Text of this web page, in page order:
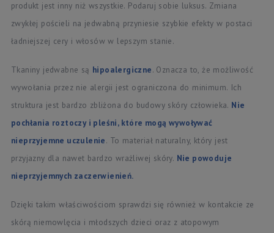
produkt jest inny niż wszystkie. Podaruj sobie luksus. Zmiana
zwykłej pościeli na jedwabną przyniesie szybkie efekty w postaci
ładniejszej cery i włosów w lepszym stanie.
Tkaniny jedwabne są hipoalergiczne. Oznacza to, że możliwość
wywołania przez nie alergii jest ograniczona do minimum. Ich
struktura jest bardzo zbliżona do budowy skóry człowieka. Nie
pochłania roztoczy i pleśni, które mogą wywoływać
nieprzyjemne uczulenie. To materiał naturalny, który jest
przyjazny dla nawet bardzo wrażliwej skóry. Nie powoduje
nieprzyjemnych zaczerwienień.
Dzięki takim właściwościom sprawdzi się również w kontakcie ze
skórą niemowlęcia i młodszych dzieci oraz z atopowym